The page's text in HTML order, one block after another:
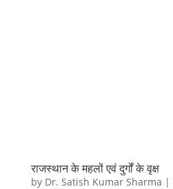
राजस्थान के महलों एवं दुर्गों के वृक्ष
by Dr. Satish Kumar Sharma |